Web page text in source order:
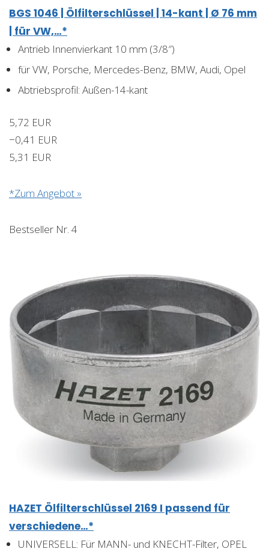
BGS 1046 | Ölfilterschlüssel | 14-kant | Ø 76 mm
| für VW,…*
Antrieb Innenvierkant 10 mm (3/8″)
für VW, Porsche, Mercedes-Benz, BMW, Audi, Opel
Abtriebsprofil: Außen-14-kant
5,72 EUR
−0,41 EUR
5,31 EUR
*Zum Angebot »
Bestseller Nr. 4
HAZET Ölfilterschlüssel 2169 I passend für
verschiedene…*
UNIVERSELL: Für MANN- und KNECHT-Filter, OPEL